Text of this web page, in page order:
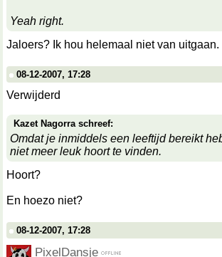
Yeah right.
Jaloers? Ik hou helemaal niet van uitgaan.
08-12-2007, 17:28
Verwijderd
Kazet Nagorra schreef:
Omdat je inmiddels een leeftijd bereikt
niet meer leuk hoort te vinden.
Hoort?
En hoezo niet?
08-12-2007, 17:28
PixelDansje